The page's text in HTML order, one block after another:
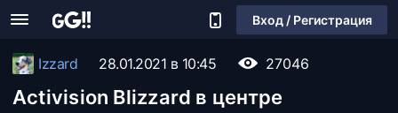
Вход / Регистрация
Izzard 28.01.2021 в 10:45 27046
Activision Blizzard в центре